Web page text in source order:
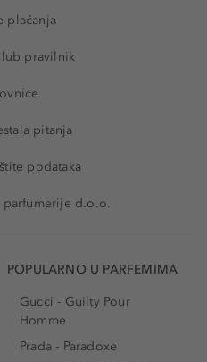
plaćanja
pravilnik
pitanja
podataka
d.o.o.
POPULARNO U PARFEMIMA
Gucci - Guilty Pour
Homme
Prada - Paradoxe